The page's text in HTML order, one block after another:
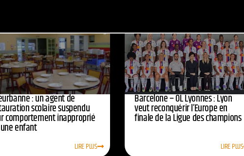
: un agent de
scolaire suspendu
comportement inapproprié
enfant
LIRE PLUS
Barcelone – OL Lyonnes : Lyon
veut reconquérir l’Europe en
finale de la Ligue des champions
LIRE PLUS